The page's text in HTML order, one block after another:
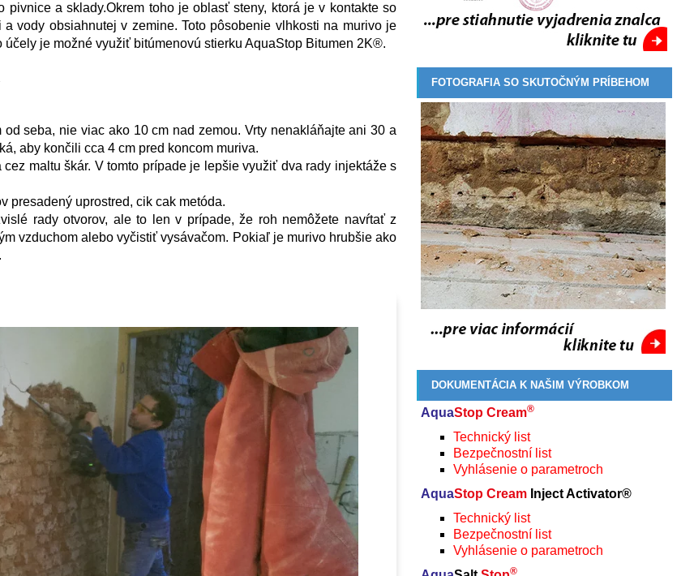
a sklady.Okrem toho je oblasť steny, ktorá je v kontakte so
vody obsiahnutej v zemine. Toto pôsobenie vlhkosti na murivo je
je možné využiť bitúmenovú stierku AquaStop Bitumen 2K®.
seba, nie viac ako 10 cm nad zemou. Vrty nenakláňajte ani 30 a
aby končili cca 4 cm pred koncom muriva.
maltu škár. V tomto prípade je lepšie využiť dva rady injektáže s
presadený uprostred, cik cak metóda.
rady otvorov, ale to len v prípade, že roh nemôžete navŕtať z
vzduchom alebo vyčistiť vysávačom. Pokiaľ je murivo hrubšie ako
FOTOGRAFIA SO SKUTOČNÝM PRÍBEHOM
DOKUMENTÁCIA K NAŠIM VÝROBKOM
AquaStop Cream®
Technický list
Bezpečnostní list
Vyhlásenie o parametroch
AquaStop Cream Inject Activator®
Technický list
Bezpečnostní list
Vyhlásenie o parametroch
®